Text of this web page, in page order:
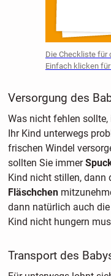
Die Checkliste für
Einfach klicken
Versorgung des
Was nicht fehlen sollte,
Ihr Kind unterwegs
frischen Windel
sollten Sie immer
Kind nicht stillen, dann
Fläschchen
dann natürlich auch die
Kind nicht hungern
Transport des